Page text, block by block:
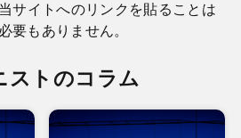
サイトへのリンクを貼ることは
要もありません。
ストのコラム